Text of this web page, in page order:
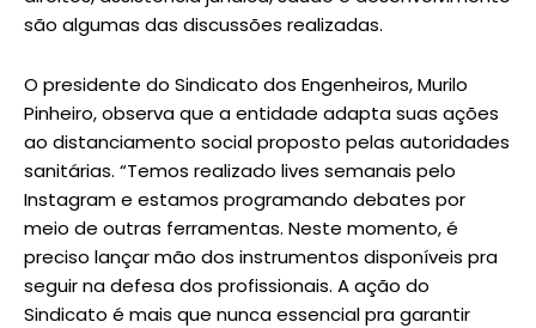
são algumas das discussões realizadas.
O presidente do Sindicato dos Engenheiros, Murilo
Pinheiro, observa que a entidade adapta suas ações
ao distanciamento social proposto pelas autoridades
sanitárias. “Temos realizado lives semanais pelo
Instagram e estamos programando debates por
meio de outras ferramentas. Neste momento, é
preciso lançar mão dos instrumentos disponíveis pra
seguir na defesa dos profissionais. A ação do
Sindicato é mais que nunca essencial pra garantir